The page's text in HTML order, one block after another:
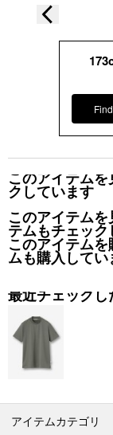
このアイテム
クしています
このアイテム
テムもチェッ
このアイテム
ムも購入して
最近チェック
アイテムカテゴリ